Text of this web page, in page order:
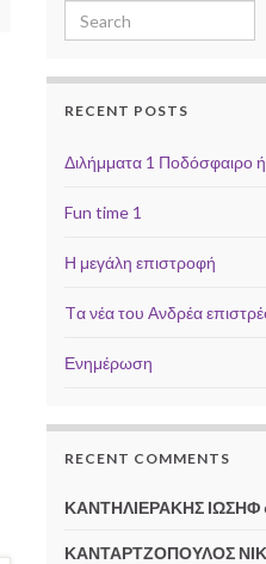
Search for:
RECENT POSTS
Διλήμματα 1 Ποδόσφαιρο
Fun time 1
Η μεγάλη επιστροφή
Tα νέα του Ανδρέα
Ενημέρωση
RECENT COMMENTS
ΚΑΝΤΗΛΙΕΡΑΚΗΣ ΙΩΣΗΦ
ΚΑΝΤΑΡΤΖΟΠΟΥΛΟΣ